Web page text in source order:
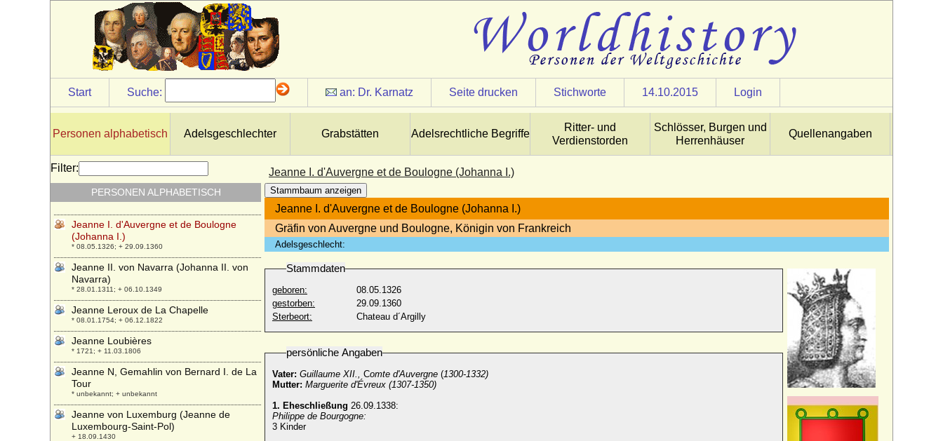
Start Suche: an: Dr. Karnatz Seite drucken Stichworte 14.10.2015 Login
Personen alphabetisch Adelsgeschlechter Grabstätten Adelsrechtliche Begriffe
Ritter- und
Verdienstorden
Schlösser, Burgen und
Herrenhäuser
Quellenangaben
Jeanne I. d'Auvergne et de Boulogne (Johanna I.)
Stammbaum anzeigen
Jeanne I. d'Auvergne et de Boulogne (Johanna I.)
Gräfin von Auvergne und Boulogne, Königin von Frankreich
Adelsgeschlecht:
Stammdaten
geboren:
08.05.1326
gestorben:
29.09.1360
Sterbeort:
Chateau d´Argilly
persönliche Angaben
Vater: Guillaume XII., Comte d'Auvergne (1300-1332)
Mutter: Marguerite d'Évreux (1307-1350)
1. Eheschließung 26.09.1338:
Philippe de Bourgogne:
3 Kinder
Filter:
PERSONEN ALPHABETISCH
Jeanne de Valois
* um 1294; + 07.03.1342
Jeanne d'Harcourt
+ 08.11.1488
Jeanne d'Orleans (Johanna von Orleans)
* 13.09.1409; + 19.05.1432
Jeanne Francoise Valliccionni
Jeanne Genevieve d'Albert (Jeanne
* 18.01.1670; + 18.11.1736
Jeanne Henriette de Halewyn (Johanna
van Halewijn)
* 29.09.1544; + 06.12.1581
Jeanne I. d'Auvergne et de Boulogne
(Johanna I.)
* 08.05.1326; + 29.09.1360
Jeanne II. von Navarra (Johanna II. von
Navarra)
* 28.01.1311; + 06.10.1349
Jeanne Leroux de La Chapelle
* 08.01.1754; + 06.12.1822
Jeanne Loubières
* 1721; + 11.03.1806
Jeanne N, Gemahlin von Bernard I. de La
Tour
* unbekannt; + unbekannt
Jeanne von Luxemburg (Jeanne de
Luxembourg-Saint-Pol)
+ 18.09.1430